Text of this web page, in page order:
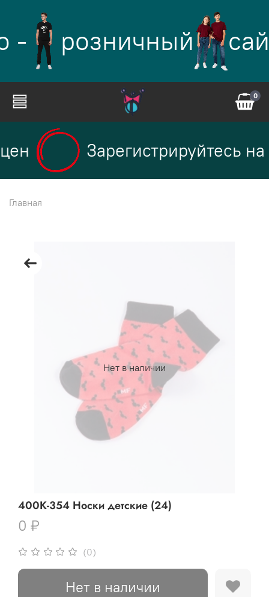
- розничный
0
Зарегистрируйтесь на
Главная
Нет в наличии
(0)
400K-354 Носки детские (24)
0 ₽
Нет в наличии